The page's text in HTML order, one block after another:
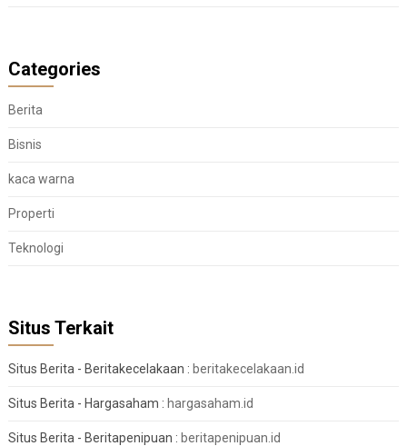
Categories
Berita
Bisnis
kaca warna
Properti
Teknologi
Situs Terkait
Situs Berita - Beritakecelakaan : beritakecelakaan.id
Situs Berita - Hargasaham : hargasaham.id
Situs Berita - Beritapenipuan : beritapenipuan.id